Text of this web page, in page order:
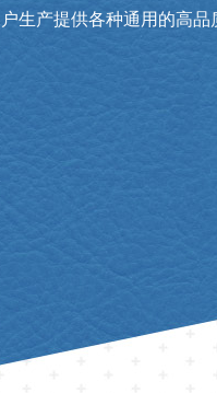
生产提供各种通用的高品